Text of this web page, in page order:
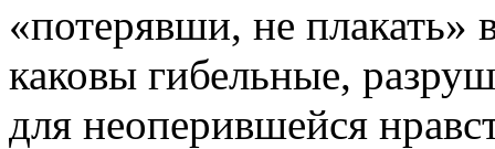
«потерявши, не
каковы гибельные,
для неоперившейся